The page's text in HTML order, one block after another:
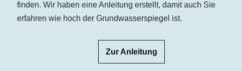
finden. Wir haben eine Anleitung erstellt, damit auch Sie
erfahren wie hoch der Grundwasserspiegel ist.
Zur Anleitung